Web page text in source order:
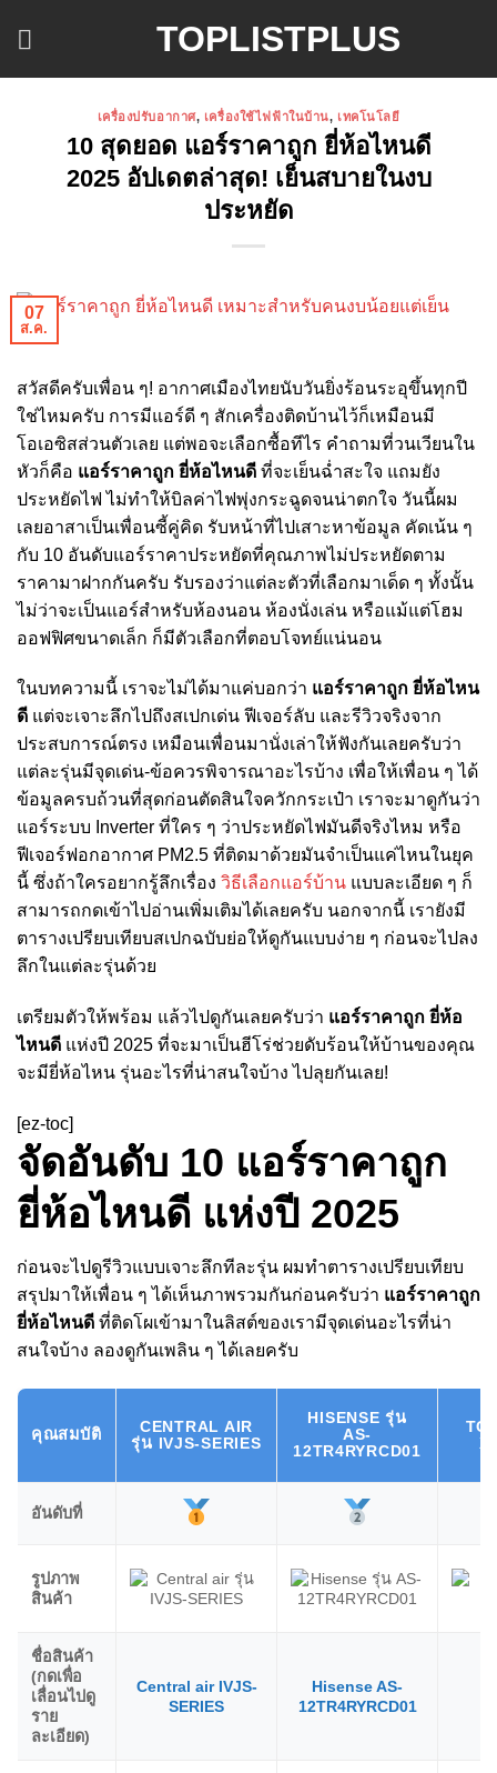
TOPLISTPLUS
เครื่องปรับอากาศ, เครื่องใช้ไฟฟ้าในบ้าน, เทคโนโลยี
10 สุดยอด แอร์ราคาถูก ยี่ห้อไหนดี
2025 อัปเดตล่าสุด! เย็นสบายในงบ
ประหยัด
07
ส.ค.
สวัสดีครับเพื่อน ๆ! อากาศเมืองไทยนับวันยิ่งร้อนระอุขึ้นทุกปี
ใช่ไหมครับ การมีแอร์ดี ๆ สักเครื่องติดบ้านไว้ก็เหมือนมี
โอเอซิสส่วนตัวเลย แต่พอจะเลือกซื้อทีไร คำถามที่วนเวียนใน
หัวก็คือ แอร์ราคาถูก ยี่ห้อไหนดี ที่จะเย็นฉ่ำสะใจ แถมยัง
ประหยัดไฟ ไม่ทำให้บิลค่าไฟพุ่งกระฉูดจนน่าตกใจ วันนี้ผม
เลยอาสาเป็นเพื่อนซี้คู่คิด รับหน้าที่ไปเสาะหาข้อมูล คัดเน้น ๆ
กับ 10 อันดับแอร์ราคาประหยัดที่คุณภาพไม่ประหยัดตาม
ราคามาฝากกันครับ รับรองว่าแต่ละตัวที่เลือกมาเด็ด ๆ ทั้งนั้น
ไม่ว่าจะเป็นแอร์สำหรับห้องนอน ห้องนั่งเล่น หรือแม้แต่โฮม
ออฟฟิศขนาดเล็ก ก็มีตัวเลือกที่ตอบโจทย์แน่นอน
ในบทความนี้ เราจะไม่ได้มาแค่บอกว่า แอร์ราคาถูก ยี่ห้อไหน
ดี แต่จะเจาะลึกไปถึงสเปกเด่น ฟีเจอร์ลับ และรีวิวจริงจาก
ประสบการณ์ตรง เหมือนเพื่อนมานั่งเล่าให้ฟังกันเลยครับว่า
แต่ละรุ่นมีจุดเด่น-ข้อควรพิจารณาอะไรบ้าง เพื่อให้เพื่อน ๆ ได้
ข้อมูลครบถ้วนที่สุดก่อนตัดสินใจควักกระเป๋า เราจะมาดูกันว่า
แอร์ระบบ Inverter ที่ใคร ๆ ว่าประหยัดไฟมันดีจริงไหม หรือ
ฟีเจอร์ฟอกอากาศ PM2.5 ที่ติดมาด้วยมันจำเป็นแค่ไหนในยุค
นี้ ซึ่งถ้าใครอยากรู้ลึกเรื่อง วิธีเลือกแอร์บ้าน แบบละเอียด ๆ ก็
สามารถกดเข้าไปอ่านเพิ่มเติมได้เลยครับ นอกจากนี้ เรายังมี
ตารางเปรียบเทียบสเปกฉบับย่อให้ดูกันแบบง่าย ๆ ก่อนจะไปลง
ลึกในแต่ละรุ่นด้วย
เตรียมตัวให้พร้อม แล้วไปดูกันเลยครับว่า แอร์ราคาถูก ยี่ห้อ
ไหนดี แห่งปี 2025 ที่จะมาเป็นฮีโร่ช่วยดับร้อนให้บ้านของคุณ
จะมียี่ห้อไหน รุ่นอะไรที่น่าสนใจบ้าง ไปลุยกันเลย!
[ez-toc]
จัดอันดับ 10 แอร์ราคาถูก
ยี่ห้อไหนดี แห่งปี 2025
ก่อนจะไปดูรีวิวแบบเจาะลึกทีละรุ่น ผมทำตารางเปรียบเทียบ
สรุปมาให้เพื่อน ๆ ได้เห็นภาพรวมกันก่อนครับว่า แอร์ราคาถูก
ยี่ห้อไหนดี ที่ติดโผเข้ามาในลิสต์ของเรามีจุดเด่นอะไรที่น่า
สนใจบ้าง ลองดูกันเพลิน ๆ ได้เลยครับ
คุณสมบัติ
CENTRAL AIR
รุ่น IVJS-SERIES
HISENSE รุ่น
AS-
12TR4RYRCD01
อันดับที่
รูปภาพ
สินค้า
ชื่อสินค้า
(กดเพื่อ
เลื่อนไปดู
ราย
ละเอียด)
Central air IVJS-
SERIES
Hisense AS-
12TR4RYRCD01